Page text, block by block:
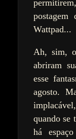
postagem
Wattpad...
Ah, sim,
abriram
esse
agosto.
quando se
há